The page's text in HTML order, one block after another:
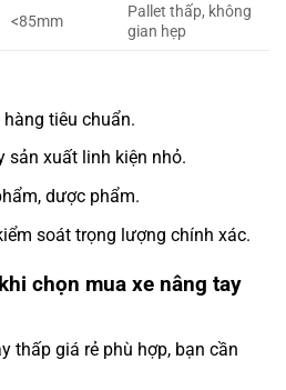
<85mm
Pallet thấp, không
gian hẹp
tiêu chuẩn.
sản xuất linh kiện nhỏ.
dược phẩm.
soát trọng lượng chính xác.
chọn mua xe nâng tay
thấp giá rẻ phù hợp, bạn cần